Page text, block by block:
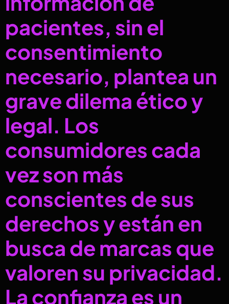
pacientes, sin el
consentimiento
necesario, plantea un
grave dilema ético y
legal. Los
consumidores cada
vez son más
conscientes de sus
derechos y están en
busca de marcas que
valoren su privacidad.
La confianza es un